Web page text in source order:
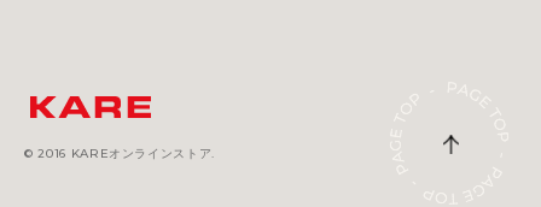
© 2016 KAREオンラインストア.